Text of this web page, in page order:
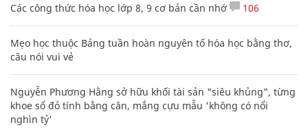
Các công thức hóa học lớp 8, 9 cơ bản cần nhớ 106
Mẹo học thuộc Bảng tuần hoàn nguyên tố hóa học bằng thơ,
câu nói vui vẻ
Nguyễn Phương Hằng sở hữu khối tài sản "siêu khủng", từng
khoe sổ đỏ tính bằng cân, mắng cựu mẫu 'không có nổi
nghìn tỷ'